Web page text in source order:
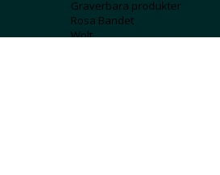
Graverbara produkter
Rosa Bandet
Wolt